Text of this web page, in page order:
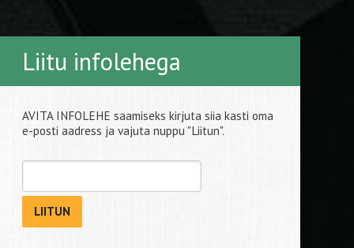
Liitu infolehega
AVITA INFOLEHE saamiseks kirjuta siia kasti oma
e-posti aadress ja vajuta nuppu "Liitun".
LIITUN